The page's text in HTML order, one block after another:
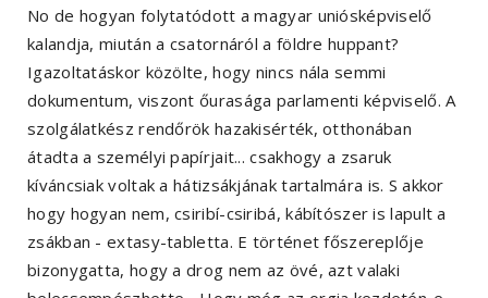
No de hogyan folytatódott a magyar uniósképviselő
kalandja, miután a csatornáról a földre huppant?
Igazoltatáskor közölte, hogy nincs nála semmi
dokumentum, viszont őurasága parlamenti képviselő. A
szolgálatkész rendőrök hazakisérték, otthonában
átadta a személyi papírjait... csakhogy a zsaruk
kíváncsiak voltak a hátizsákjának tartalmára is. S akkor
hogy hogyan nem, csiribí-csiribá, kábítószer is lapult a
zsákban - extasy-tabletta. E történet főszereplője
bizonygatta, hogy a drog nem az övé, azt valaki